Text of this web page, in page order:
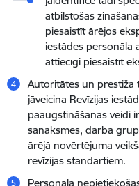
atbilstošas
piesaistīt ārējos
iestādes personāla
attiecīgi piesaistīt
Autoritātes un prestiža
jāveicina Revīzijas
paaugstināšanas veidi
sanāksmēs, darba
ārējā novērtējuma
revīzijas standartiem.
Personāla